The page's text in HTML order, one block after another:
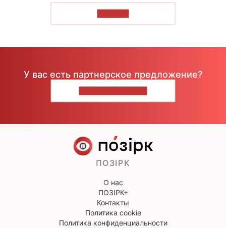
У вас есть партнерское предложение?
ПОЗІРК
О нас
ПОЗІРК+
Контакты
Политика cookie
Политика конфиденциальности